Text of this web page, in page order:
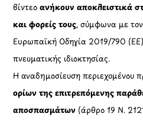
βίντεοανήκουν αποκλειστικά
και φορείς τους, σύμφωνα με
Ευρωπαϊκή Οδηγία 2019/790
πνευματικής ιδιοκτησίας.
Η αναδημοσίευση περιεχομένου
ορίων της επιτρεπόμενης
αποσπασμάτων (άρθρο 19 Ν.